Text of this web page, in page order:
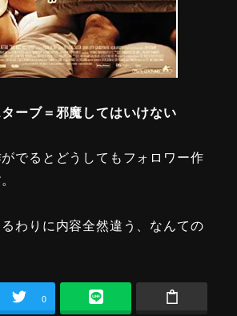
ーブ＝邪魔してはいけない
でるとどうしてもフォロワー作
わりに内容全然違う、なんての
0